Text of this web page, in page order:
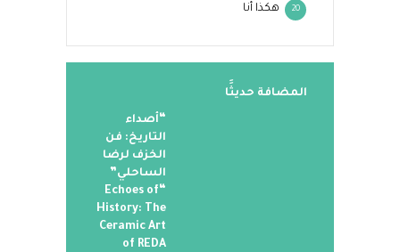
هكذا أنا 20
المضافة حديثََا
“أصداء
التاريخ: فن
الخزف لرضا
الساحلي”
“Echoes of
History: The
Ceramic Art
of REDA